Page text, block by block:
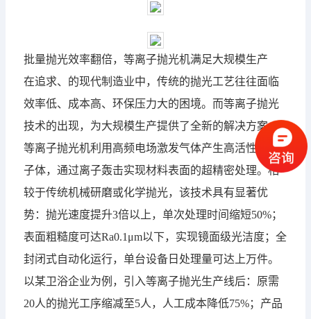
批量抛光效率翻倍， 等离子抛光机满足大规模生产
在追求、的现代制造业中，传统的抛光工艺往往面临
效率低、成本高、环保压力大的困境。而等离子抛光
技术的出现，为大规模生产提供了全新的解决方案。
等离子抛光机利用高频电场激发气体产生高活性等离
子体，通过离子轰击实现材料表面的超精密处理。相
较于传统机械研磨或化学抛光，该技术具有显著优
势：抛光速度提升3倍以上，单次处理时间缩短50%；
表面粗糙度可达Ra0.1μm以下，实现镜面级光洁度；全
封闭式自动化运行，单台设备日处理量可达上万件。
以某卫浴企业为例，引入等离子抛光生产线后：原需
20人的抛光工序缩减至5人，人工成本降低75%；产品